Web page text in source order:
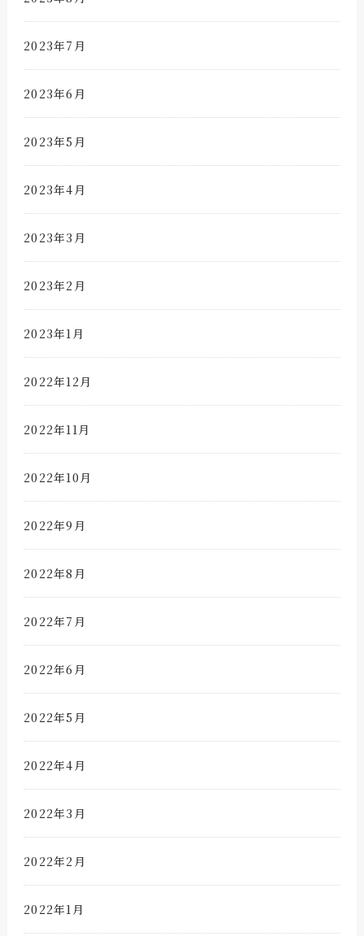
2023年7月
2023年6月
2023年5月
2023年4月
2023年3月
2023年2月
2023年1月
2022年12月
2022年11月
2022年10月
2022年9月
2022年8月
2022年7月
2022年6月
2022年5月
2022年4月
2022年3月
2022年2月
2022年1月